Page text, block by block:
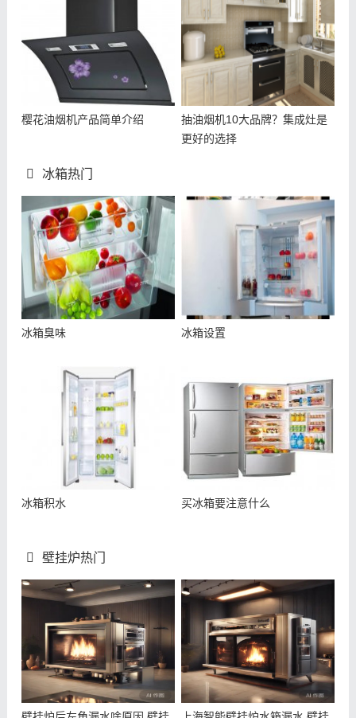
樱花油烟机产品简单介绍
抽油烟机10大品牌？集成灶是
更好的选择
冰箱热门
冰箱臭味 冰箱设置
冰箱积水 买冰箱要注意什么
壁挂炉热门